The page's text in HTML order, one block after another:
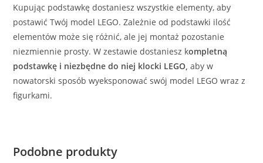
Kupując podstawkę dostaniesz wszystkie elementy, aby
postawić Twój model LEGO. Zależnie od podstawki ilość
elementów może się różnić, ale jej montaż pozostanie
niezmiennie prosty. W zestawie dostaniesz kompletną
podstawkę i niezbędne do niej klocki LEGO,aby w
nowatorski sposób wyeksponować swój model LEGO wraz z
figurkami.
Podobne produkty